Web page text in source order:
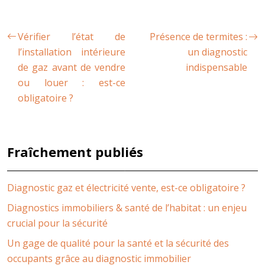
Vérifier l’état de
l’installation intérieure
de gaz avant de vendre
ou louer : est-ce
obligatoire ?
Présence de termites :
un diagnostic
indispensable
Fraîchement publiés
Diagnostic gaz et électricité vente, est-ce obligatoire ?
Diagnostics immobiliers & santé de l’habitat : un enjeu
crucial pour la sécurité
Un gage de qualité pour la santé et la sécurité des
occupants grâce au diagnostic immobilier